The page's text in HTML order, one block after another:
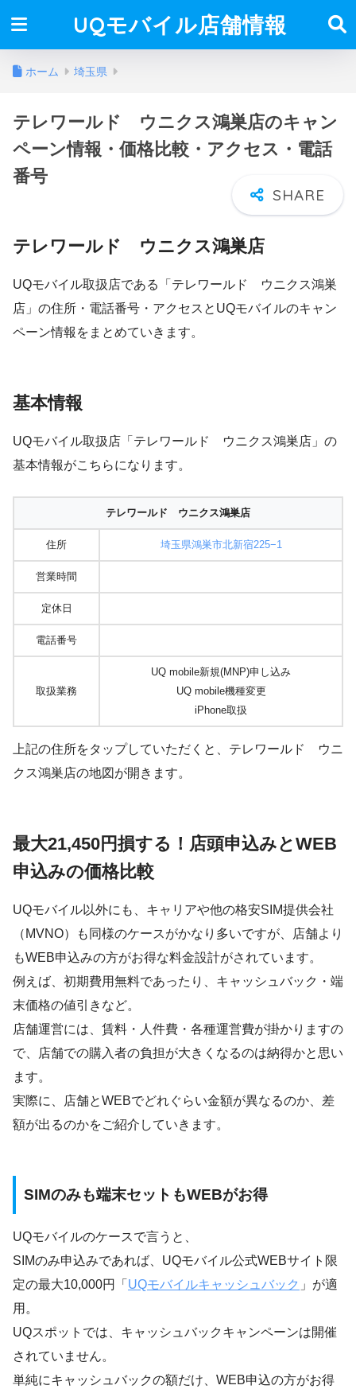
UQモバイル店舗情報
ホーム 埼玉県
テレワールド ウニクス鴻巣店のキャン
ペーン情報・価格比較・アクセス・電話
番号
テレワールド ウニクス鴻巣店
UQモバイル取扱店である「テレワールド ウニクス鴻巣
店」の住所・電話番号・アクセスとUQモバイルのキャン
ペーン情報をまとめていきます。
基本情報
UQモバイル取扱店「テレワールド ウニクス鴻巣店」の
基本情報がこちらになります。
テレワールド ウニクス鴻巣店
住所 埼玉県鴻巣市北新宿225−1
営業時間
定休日
電話番号
取扱業務
UQ mobile新規(MNP)申し込み
UQ mobile機種変更
iPhone取扱
上記の住所をタップしていただくと、テレワールド ウニ
クス鴻巣店の地図が開きます。
最大21,450円損する！店頭申込みとWEB
申込みの価格比較
UQモバイル以外にも、キャリアや他の格安SIM提供会社
（MVNO）も同様のケースがかなり多いですが、店舗より
もWEB申込みの方がお得な料金設計がされています。
例えば、初期費用無料であったり、キャッシュバック・端
末価格の値引きなど。
店舗運営には、賃料・人件費・各種運営費が掛かりますの
で、店舗での購入者の負担が大きくなるのは納得かと思い
ます。
実際に、店舗とWEBでどれぐらい金額が異なるのか、差
額が出るのかをご紹介していきます。
SIMのみも端末セットもWEBがお得
UQモバイルのケースで言うと、
SIMのみ申込みであれば、UQモバイル公式WEBサイト限
定の最大10,000円「 UQモバイルキャッシュバック 」が適
用。
UQスポットでは、キャッシュバックキャンペーンは開催
されていません。
単純にキャッシュバックの額だけ、WEB申込の方がお得